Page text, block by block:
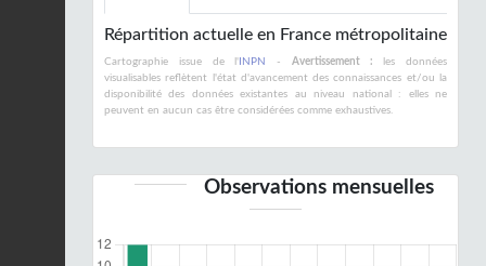
Répartition actuelle en France métropolitaine
Cartographie issue de l' INPN - Avertissement : les données
visualisables reflètent l'état d'avancement des connaissances et/ou la
disponibilité des données existantes au niveau national : elles ne
peuvent en aucun cas être considérées comme exhaustives.
Observations mensuelles